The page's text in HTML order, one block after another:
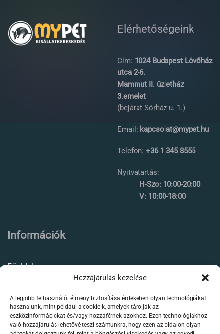
Hozzájárulás kezelése
A legjobb felhasználói élmény biztosítása érdekében olyan technológiákat
használunk, mint például a cookie-k, amelyek tárolják az
eszközinformációkat és/vagy hozzáférnek azokhoz. Ezen technológiákhoz
való hozzájárulás lehetővé teszi számunkra, hogy ezen az oldalon olyan
Elérhetőségeink
Cím: 1024 Budapest Lövőház
utca 2-6.
Mammut II. üzletház
3.emelet
(bejárat Sörház u. 1.)
Email: kapcsolat@mypet.hu
Telefon: +36 1 345 8555
Nyitvatartás:
H-Szo: 10:00-20:00
V: 10:00-18:00
Információk
Főoldal
Élőállat kereskedés
Forgalmazott termékeink